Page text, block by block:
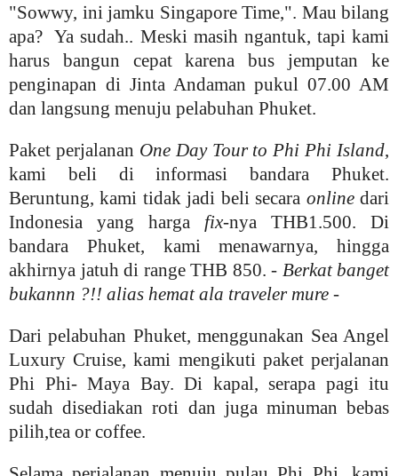
"Sowwy, ini jamku Singapore Time,". Mau bilang
apa? Ya sudah.. Meski masih ngantuk, tapi kami
harus bangun cepat karena bus jemputan ke
penginapan di Jinta Andaman pukul 07.00 AM
dan langsung menuju pelabuhan Phuket.
Paket perjalanan One Day Tour to Phi Phi Island,
kami beli di informasi bandara Phuket.
Beruntung, kami tidak jadi beli secara onlinedari
Indonesia yang harga fix-nya THB1.500. Di
bandara Phuket, kami menawarnya, hingga
akhirnya jatuh di range THB 850. - Berkat banget
bukannn ?!! alias hemat ala traveler mure -
Dari pelabuhan Phuket, menggunakan Sea Angel
Luxury Cruise, kami mengikuti paket perjalanan
Phi Phi- Maya Bay. Di kapal, serapa pagi itu
sudah disediakan roti dan juga minuman bebas
pilih,tea or coffee.